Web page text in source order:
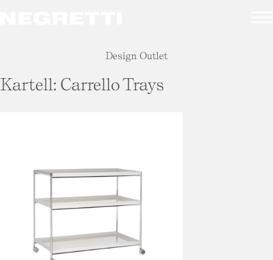
Design Outlet
Kartell: Carrello Trays